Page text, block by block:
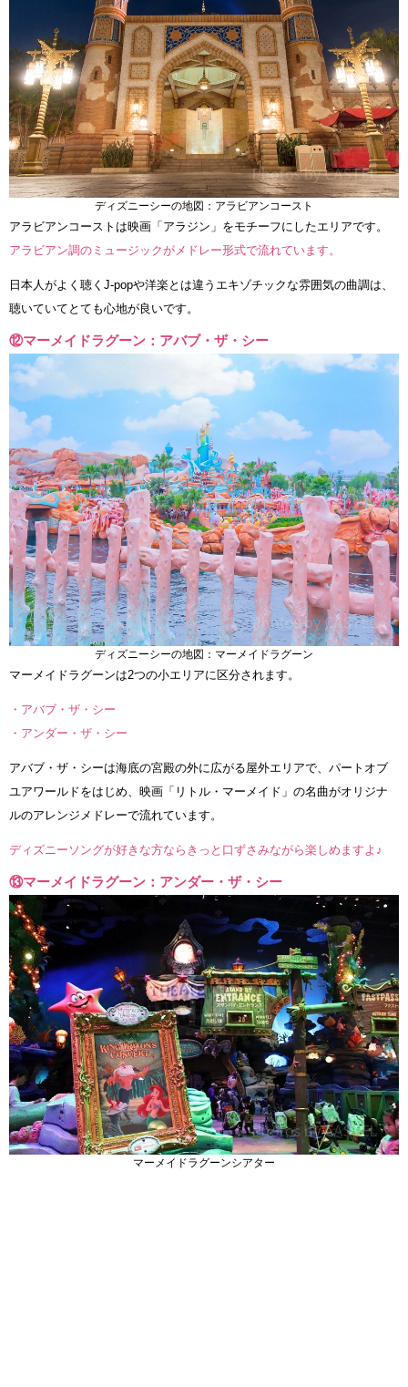
ディズニーシーの地図：アラビアンコースト
アラビアンコーストは映画「アラジン」をモチーフにしたエリアです。
アラビアン調のミュージックがメドレー形式で流れています。
日本人がよく聴くJ-popや洋楽とは違うエキゾチックな雰囲気の曲調は、
聴いていてとても心地が良いです。
⑫マーメイドラグーン：アバブ・ザ・シー
ディズニーシーの地図：マーメイドラグーン
マーメイドラグーンは2つの小エリアに区分されます。
・アバブ・ザ・シー
・アンダー・ザ・シー
アバブ・ザ・シーは海底の宮殿の外に広がる屋外エリアで、パートオブ
ユアワールドをはじめ、映画「リトル・マーメイド」の名曲がオリジナ
ルのアレンジメドレーで流れています。
ディズニーソングが好きな方ならきっと口ずさみながら楽しめますよ♪
⑬マーメイドラグーン：アンダー・ザ・シー
マーメイドラグーンシアター